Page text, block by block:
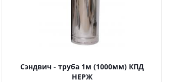
Сэндвич - труба 1м (1000мм) КПД
НЕРЖ